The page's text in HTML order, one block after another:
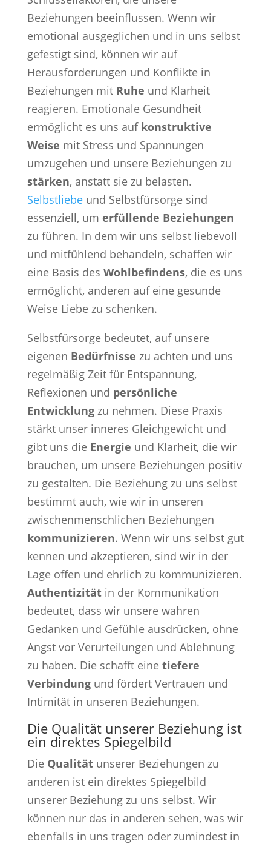
Beziehungen beeinflussen. Wenn wir
emotional ausgeglichen und in uns selbst
gefestigt sind, können wir auf
Herausforderungen und Konflikte in
Beziehungen mit Ruhe und Klarheit
reagieren. Emotionale Gesundheit
ermöglicht es uns auf konstruktive
Weise mit Stress und Spannungen
umzugehen und unsere Beziehungen zu
stärken, anstatt sie zu belasten.
Selbstliebeund Selbstfürsorge sind
essenziell, um erfüllende Beziehungen
zu führen. In dem wir uns selbst liebevoll
und mitfühlend behandeln, schaffen wir
eine Basis des Wohlbefindens, die es uns
ermöglicht, anderen auf eine gesunde
Weise Liebe zu schenken.
Selbstfürsorge bedeutet, auf unsere
eigenen Bedürfnisse zu achten und uns
regelmäßig Zeit für Entspannung,
Reflexionen und persönliche
Entwicklungzu nehmen. Diese Praxis
stärkt unser inneres Gleichgewicht und
gibt uns die Energie und Klarheit, die wir
brauchen, um unsere Beziehungen positiv
zu gestalten. Die Beziehung zu uns selbst
bestimmt auch, wie wir in unseren
zwischenmenschlichen Beziehungen
kommunizieren. Wenn wir uns selbst gut
kennen und akzeptieren, sind wir in der
Lage offen und ehrlich zu kommunizieren.
Authentizitätin der Kommunikation
bedeutet, dass wir unsere wahren
Gedanken und Gefühle ausdrücken, ohne
Angst vor Verurteilungen und Ablehnung
zu haben. Die schafft eine tiefere
Verbindungund fördert Vertrauen und
Intimität in unseren Beziehungen.
Die Qualität unserer Beziehung ist
ein direktes Spiegelbild
Die Qualitätunserer Beziehungen zu
anderen ist ein direktes Spiegelbild
unserer Beziehung zu uns selbst. Wir
können nur das in anderen sehen, was wir
ebenfalls in uns tragen oder zumindest in